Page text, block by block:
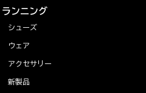
ランニング
シューズ
ウェア
アクセサリー
新製品